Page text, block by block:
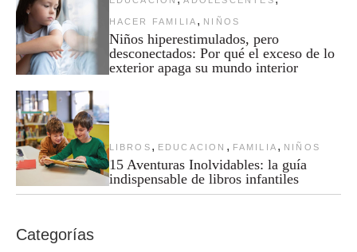
HACER FAMILIA , NIÑOS
Niños hiperestimulados, pero
desconectados: Por qué el exceso de lo
exterior apaga su mundo interior
LIBROS , EDUCACION , FAMILIA , NIÑOS
15 Aventuras Inolvidables: la guía
indispensable de libros infantiles
Categorías